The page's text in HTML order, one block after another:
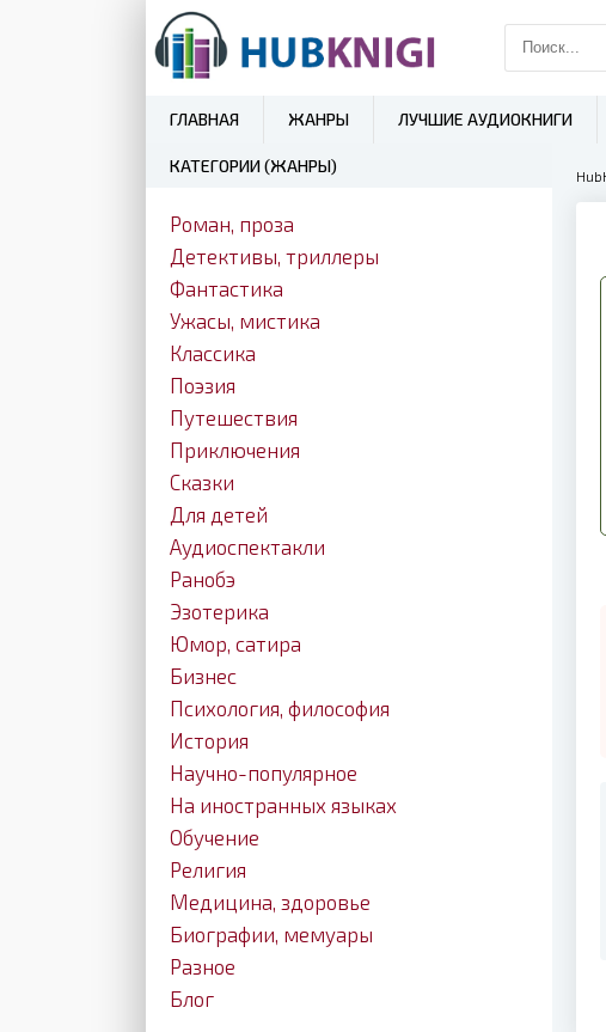
ГЛАВНАЯ ЖАНРЫ ЛУЧШИЕ АУДИОКНИГИ
КАТЕГОРИИ (ЖАНРЫ)
Роман, проза
Детективы, триллеры
Фантастика
Ужасы, мистика
Классика
Поэзия
Путешествия
Приключения
Сказки
Для детей
Аудиоспектакли
Ранобэ
Эзотерика
Юмор, сатира
Бизнес
Психология, философия
История
Научно-популярное
На иностранных языках
Обучение
Религия
Медицина, здоровье
Биографии, мемуары
Разное
Блог